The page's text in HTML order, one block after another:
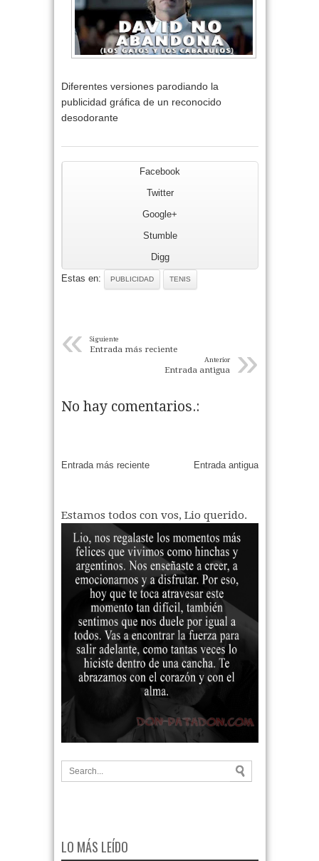
Diferentes versiones parodiando la
publicidad gráfica de un reconocido
desodorante
Facebook
Twitter
Google+
Stumble
Digg
Estas en:
PUBLICIDAD TENIS
« Siguiente
Entrada más reciente »
Anterior
Entrada antigua
No hay comentarios.:
Entrada más reciente Entrada antigua
Estamos todos con vos, Lio querido.
LO MÁS LEÍDO